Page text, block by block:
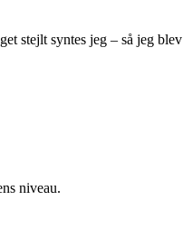
stejlt syntes jeg – så jeg
niveau.